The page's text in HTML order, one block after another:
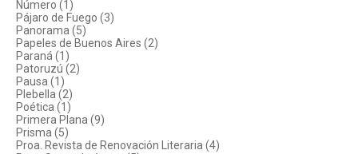
Número (1)
Pájaro de Fuego (3)
Panorama (5)
Papeles de Buenos Aires (2)
Paraná (1)
Patoruzú (2)
Pausa (1)
Plebella (2)
Poética (1)
Primera Plana (9)
Prisma (5)
Proa. Revista de Renovación Literaria (4)